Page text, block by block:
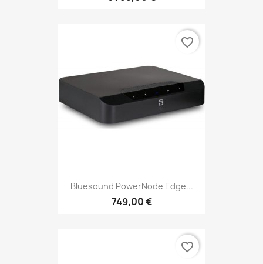
Bluesound PowerNode Edge...
749,00 €
favorite_border
favorite_border